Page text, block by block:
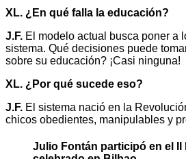
XL. ¿En qué falla la educación?
J.F. El modelo actual busca poner a
sistema. Qué decisiones puede
sobre su educación? ¡Casi ninguna!
XL. ¿Por qué sucede eso?
J.F. El sistema nació en la
chicos obedientes, manipulables y
Julio Fontán participó en el II